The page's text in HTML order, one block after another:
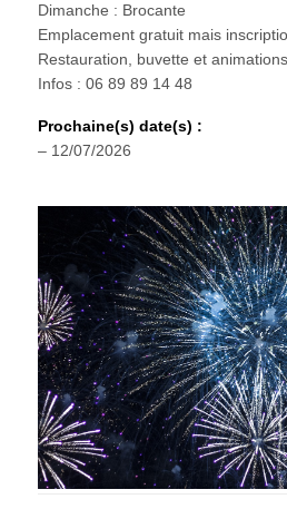
Dimanche : Brocante
Emplacement gratuit mais
Restauration, buvette et
Infos : 06 89 89 14 48
Prochaine(s) date(s) :
– 12/07/2026